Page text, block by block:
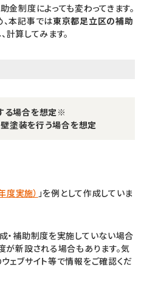
制度によっても変わってきます。
本記事では東京都足立区の補助
計算してみます。
る場合を想定※
壁塗装を行う場合を想定
度実施） 」を例として作成していま
・補助制度を実施していない場合
が新設される場合もあります。気
ェブサイト等で情報をご確認くだ